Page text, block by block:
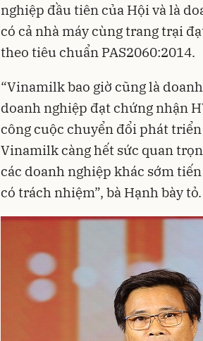
nghiệp đầu tiên của Hội và là
có cả nhà máy cùng trang trại
theo tiêu chuẩn PAS2060:2014.
“Vinamilk bao giờ cũng là
doanh nghiệp đạt chứng nhận
công cuộc chuyển đổi phát
Vinamilk càng hết sức quan
các doanh nghiệp khác sớm
có trách nhiệm”, bà Hạnh bày tỏ.